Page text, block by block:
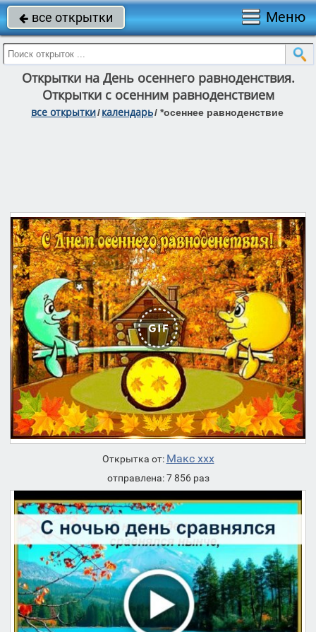
 все открытки Меню
Открытки на День осеннего равноденствия.
Открытки с осенним равноденствием
все открытки/календарь/ *осеннее равноденствие
Открытка от: Макс ххх
отправлена: 7 856 раз